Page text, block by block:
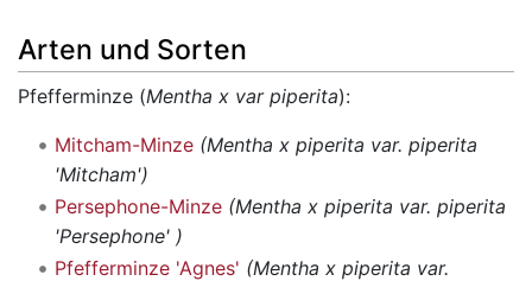
Arten und Sorten
Pfefferminze (Mentha x var piperita):
Mitcham-Minze (Mentha x piperita var. piperita
'Mitcham')
Persephone-Minze (Mentha x piperita var. piperita
'Persephone' )
Pfefferminze 'Agnes' (Mentha x piperita var.